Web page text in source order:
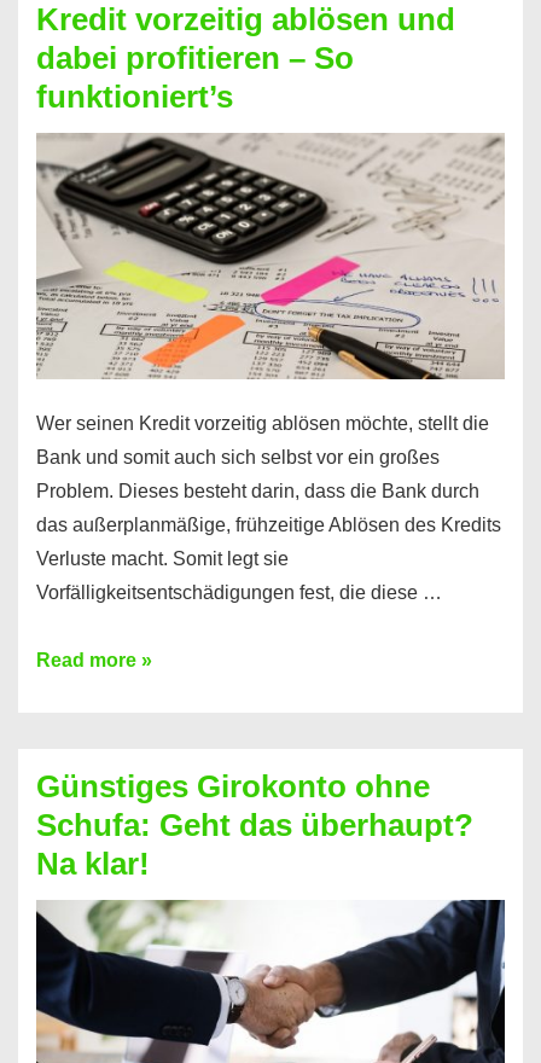
Kredit
berechnen
–
Mit
diesen
Regeln!
Kredit vorzeitig ablösen und
dabei profitieren – So
funktioniert’s
Wer seinen Kredit vorzeitig ablösen möchte, stellt die
Bank und somit auch sich selbst vor ein großes
Problem. Dieses besteht darin, dass die Bank durch
das außerplanmäßige, frühzeitige Ablösen des Kredits
Verluste macht. Somit legt sie
Vorfälligkeitsentschädigungen fest, die diese …
Kredit
dabei
profitieren
–
So
funktioniert’s
Read more »
Günstiges Girokonto ohne
Schufa: Geht das überhaupt?
Na klar!